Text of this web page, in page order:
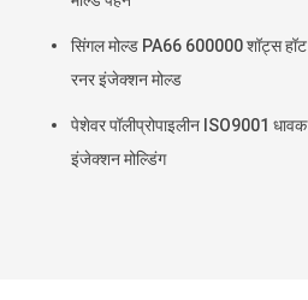
सिंगल मोल्ड PA66 600000 शॉट्स हॉट
रनर इंजेक्शन मोल्ड
पेशेवर पॉलीप्रोपाइलीन ISO9001 धावक
इंजेक्शन मोल्डिंग